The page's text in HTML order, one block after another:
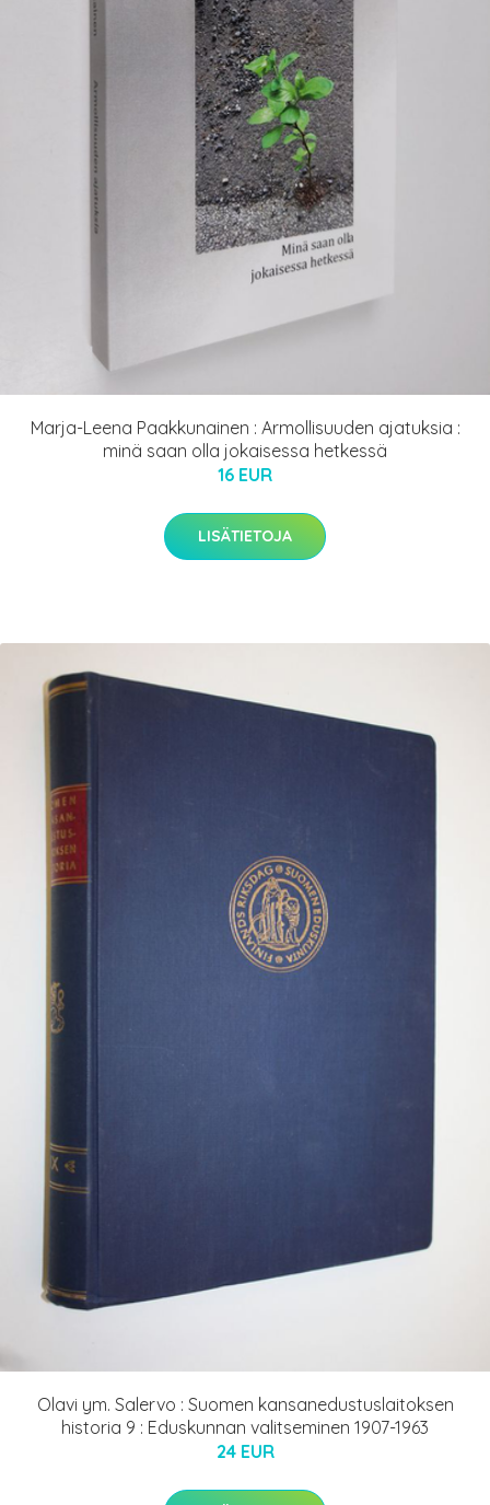
Marja-Leena Paakkunainen : Armollisuuden ajatuksia :
minä saan olla jokaisessa hetkessä
16 EUR
LISÄTIETOJA
Olavi ym. Salervo : Suomen kansanedustuslaitoksen
historia 9 : Eduskunnan valitseminen 1907-1963
24 EUR